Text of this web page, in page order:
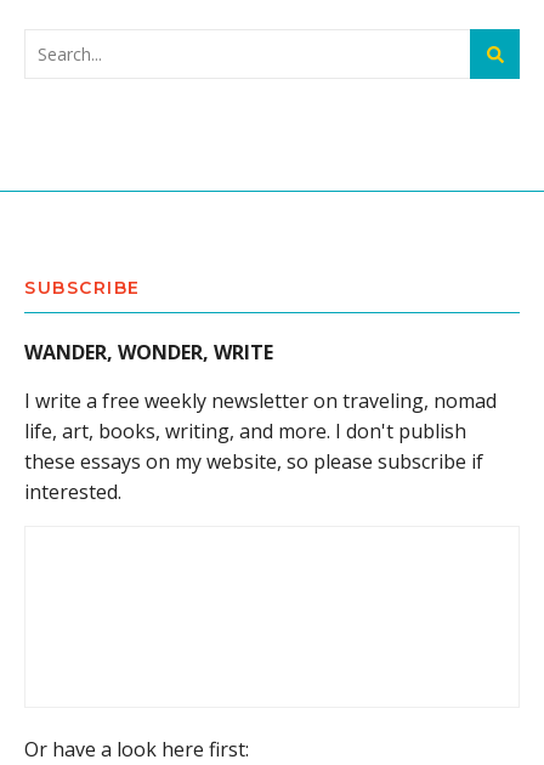
SUBSCRIBE
WANDER, WONDER, WRITE
I write a free weekly newsletter on traveling, nomad
life, art, books, writing, and more. I don't publish
these essays on my website, so please subscribe if
interested.
Or have a look here first: